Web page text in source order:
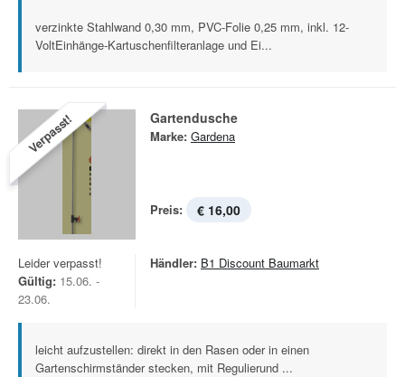
verzinkte Stahlwand 0,30 mm, PVC-Folie 0,25 mm, inkl. 12-
VoltEinhänge-Kartuschenfilteranlage und Ei...
Verpasst! Gartendusche
Marke: Gardena
Preis: € 16,00
Leider verpasst!
Gültig: 15.06. -
23.06.
Händler: B1 Discount Baumarkt
leicht aufzustellen: direkt in den Rasen oder in einen
Gartenschirmständer stecken, mit Regulierund ...